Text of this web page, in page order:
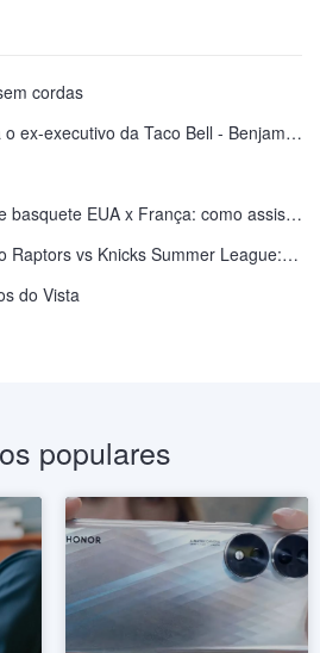
cordas
Novas acusações para o ex-executivo da Taco Bell - Benjamin Golden - na briga do Uber
Transmissão ao vivo de basquete EUA x França: como assistir online
Transmissão ao vivo do Raptors vs Knicks Summer League: como assistir
do Vista
populares